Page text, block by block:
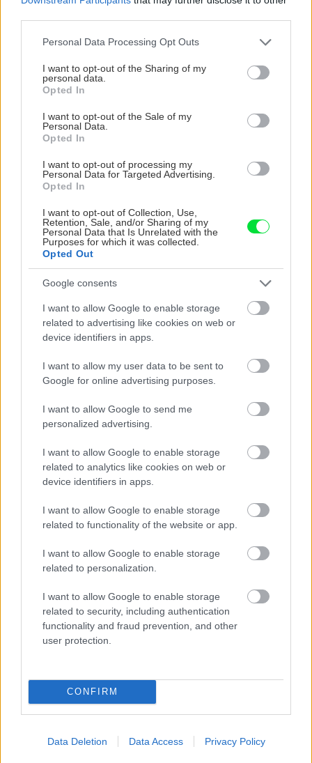
Please note that this website/app uses one or more Google
not limited to your visit or usage behaviour. You may click to
grant or deny consent to Google and its third-party tags to
use your data for below specified purposes in below Google
consent section.
Personal Data Processing Opt Outs
I want to opt-out of the Sharing of my
personal data.
Opted In
I want to opt-out of the Sale of my
Personal Data.
Opted In
I want to opt-out of processing my
Personal Data for Targeted Advertising.
Opted In
I want to opt-out of Collection, Use,
Retention, Sale, and/or Sharing of my
Personal Data that Is Unrelated with the
Purposes for which it was collected.
Opted Out
Google consents
I want to allow Google to enable storage
related to advertising like cookies on web or
device identifiers in apps.
I want to allow my user data to be sent to
Google for online advertising purposes.
I want to allow Google to send me
personalized advertising.
I want to allow Google to enable storage
related to analytics like cookies on web or
device identifiers in apps.
I want to allow Google to enable storage
related to functionality of the website or app.
I want to allow Google to enable storage
related to personalization.
I want to allow Google to enable storage
related to security, including authentication
functionality and fraud prevention, and other
user protection.
CONFIRM
Data Deletion Data Access Privacy Policy
5 trvaliek s panašovanými listami, ktoré dodajú
vášmu záhonu celosezónny šmrnc
Náradie a stroje
Posezónny servis záhradnej
techniky ušetrí peniaze
Ako na údržbu kosačiek s
Lavína výpredajov je tu!
Slovákov zaberajú?
jedinečný výkon. To je aku